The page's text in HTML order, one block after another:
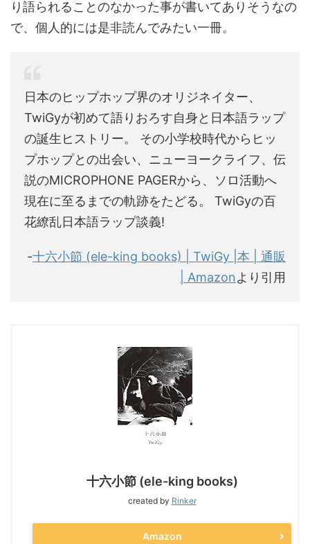
り語られることのなかった事が書いてありそうなの
で、個人的には是非読んでみたい一冊。
日本のヒップホップ界のオリジネイター、
TwiGyが初めて語りおろす自身と日本語ラップ
の誕生ヒストリー。 その小学校時代からヒッ
プホップとの出会い、ニューヨークライフ、伝
説のMICROPHONE PAGERから、ソロ活動へ
現在に至るまでの軌跡をたどる。 TwiGyの百
花繚乱日本語ラップ談義!
-十六小節 (ele-king books) | TwiGy |本 | 通販
| Amazonより引用
十六小節 (ele-king books)
created by Rinker
Amazon